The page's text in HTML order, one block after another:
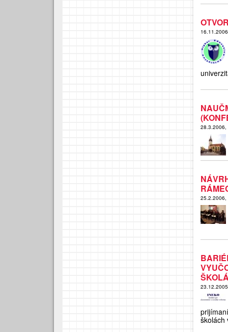
28.3.2006,
25.2.2006,
školách